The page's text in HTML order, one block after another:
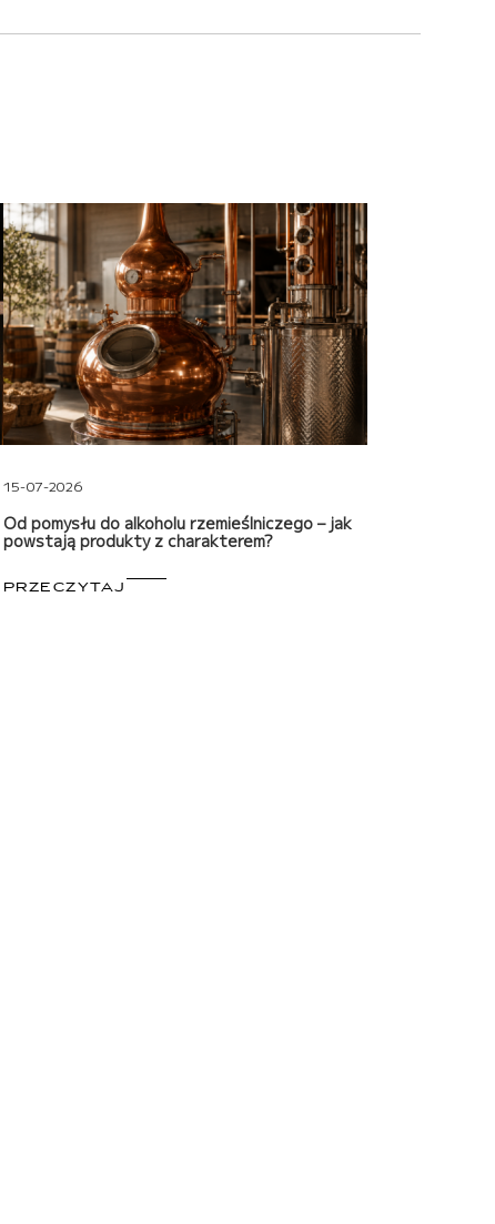
15-07-2026
Od pomysłu do alkoholu rzemieślniczego – jak
powstają produkty z charakterem?
PRZECZYTAJ